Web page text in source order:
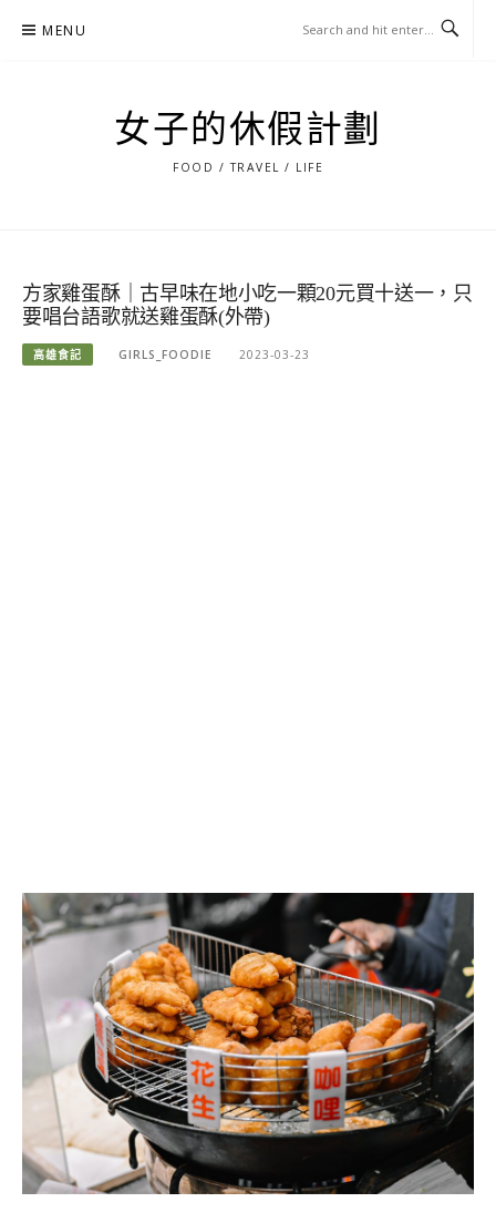
MENU
女子的休假計劃
FOOD / TRAVEL / LIFE
方家雞蛋酥｜古早味在地小吃一顆20元買十送一，只
要唱台語歌就送雞蛋酥(外帶)
高雄食記 GIRLS_FOODIE 2023-03-23